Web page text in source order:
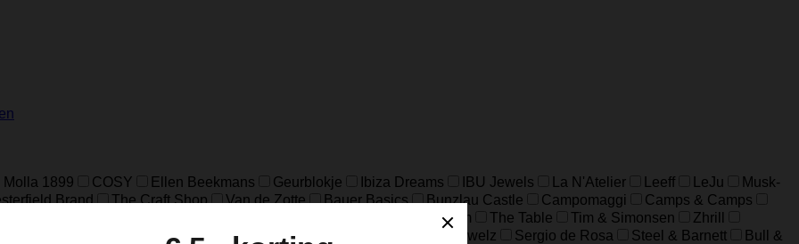
Molla 1899 COSY Ellen Beekmans Geurblokje Ibiza Dreams IBU Jewels La N'Atelier Leeff LeJu
Musk-
Brand The Craft Shop Van de Zotte Bauer Basics Bunzlau Castle Campomaggi
Camps & Camps
Smaak Amsterdam The Table Tim & Simonsen
Zhrill
Essentia Jeh-Jewels Locherber Milano MAS Jewelz Sergio de Rosa Steel & Barnett
Bull &